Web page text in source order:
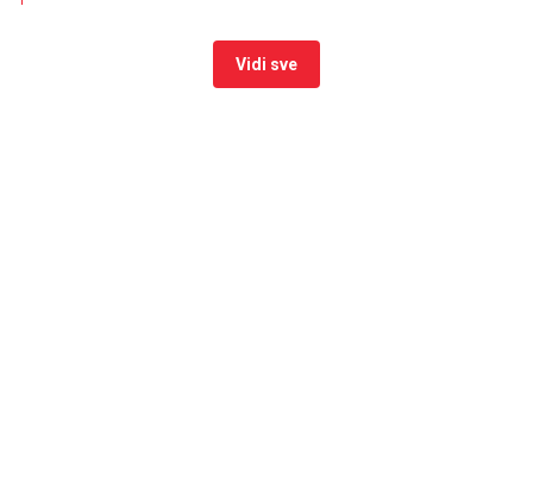
Vidi sve